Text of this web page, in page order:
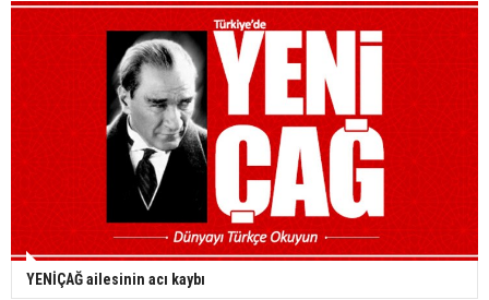
YENİÇAĞ ailesinin acı kaybı